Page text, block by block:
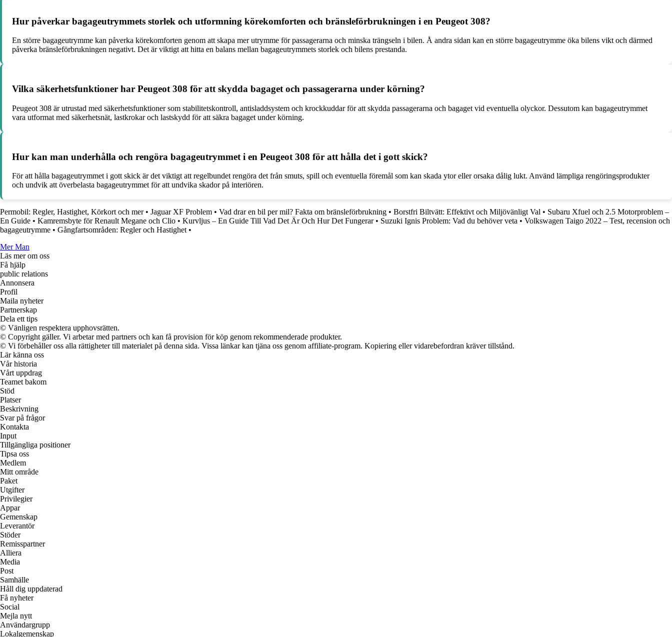
Hur påverkar bagageutrymmets storlek och utformning körekomforten och bränsleförbrukningen i en Peugeot 308?
En större bagageutrymme kan påverka körekomforten genom att skapa mer utrymme för passagerarna och minska trängseln i bilen. Å andra sidan kan en större bagageutrymme öka bilens vikt och därmed
påverka bränsleförbrukningen negativt. Det är viktigt att hitta en balans mellan bagageutrymmets storlek och bilens prestanda.
Vilka säkerhetsfunktioner har Peugeot 308 för att skydda bagaget och passagerarna under körning?
Peugeot 308 är utrustad med säkerhetsfunktioner som stabilitetskontroll, antisladdsystem och krockkuddar för att skydda passagerarna och bagaget vid eventuella olyckor. Dessutom kan bagageutrymmet
vara utformat med säkerhetsnät, lastkrokar och lastskydd för att säkra bagaget under körning.
Hur kan man underhålla och rengöra bagageutrymmet i en Peugeot 308 för att hålla det i gott skick?
För att hålla bagageutrymmet i gott skick är det viktigt att regelbundet rengöra det från smuts, spill och eventuella föremål som kan skada ytor eller orsaka dålig lukt. Använd lämpliga rengöringsprodukter
och undvik att överbelasta bagageutrymmet för att undvika skador på interiören.
Permobil: Regler, Hastighet, Körkort och mer• Jaguar XF Problem • Vad drar en bil per mil? Fakta om bränsleförbrukning • Borstfri Biltvätt: Effektivt och Miljövänligt Val • Subaru Xfuel och 2.5 Motorproblem –
En Guide • Kamremsbyte för Renault Megane och Clio • Kurvljus – En Guide Till Vad Det Är Och Hur Det Fungerar• Suzuki Ignis Problem: Vad du behöver veta • Volkswagen Taigo 2022 – Test, recension och
bagageutrymme • Gångfartsområden: Regler och Hastighet •
Mer Man
Läs mer om oss
Få hjälp
public relations
Annonsera
Profil
Maila nyheter
Partnerskap
Dela ett tips
© Vänligen respektera upphovsrätten.
© Copyright gäller. Vi arbetar med partners och kan få provision för köp genom rekommenderade produkter.
© Vi förbehåller oss alla rättigheter till materialet på denna sida. Vissa länkar kan tjäna oss genom affiliate-program. Kopiering eller vidarebefordran kräver tillstånd.
Lär känna oss
Vår historia
Vårt uppdrag
Teamet bakom
Stöd
Platser
Beskrivning
Svar på frågor
Kontakta
Input
Tillgängliga positioner
Tipsa oss
Medlem
Mitt område
Paket
Utgifter
Privilegier
Appar
Gemenskap
Leverantör
Stöder
Remisspartner
Alliera
Media
Post
Samhälle
Håll dig uppdaterad
Få nyheter
Social
Mejla nytt
Användargrupp
Lokalgemenskap